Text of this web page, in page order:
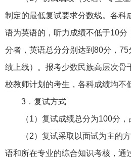
制定的最低复试要求分数线。各科
语为英语的，听力成绩不低于10分
分者，英语总分分别达到80分，
绩上线）。报考少数民族高层次骨
校教师计划的考生，各科成绩均不
3 ．复试方式
（1）复试成绩总分为100分，
（2）复试采取以面试为主的
语和所在专业的综合知识考核，通